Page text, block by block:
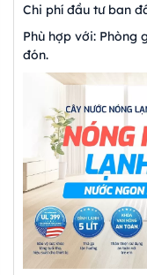
Chi phí đầu tư ban
Phù hợp với: Phòng
đón.